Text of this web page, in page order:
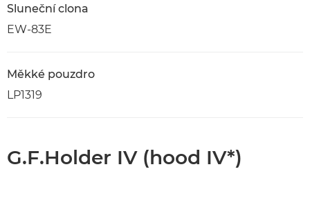
Sluneční clona
EW-83E
Měkké pouzdro
LP1319
G.F.Holder IV (hood IV*)